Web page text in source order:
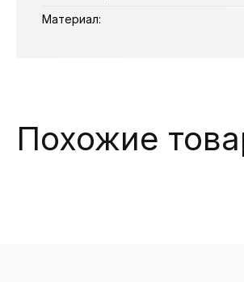
Материал:
Похожие